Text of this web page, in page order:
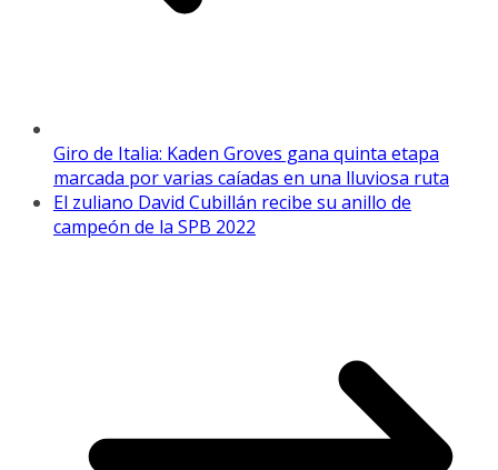
Giro de Italia: Kaden Groves gana quinta etapa
marcada por varias caíadas en una lluviosa ruta
El zuliano David Cubillán recibe su anillo de
campeón de la SPB 2022